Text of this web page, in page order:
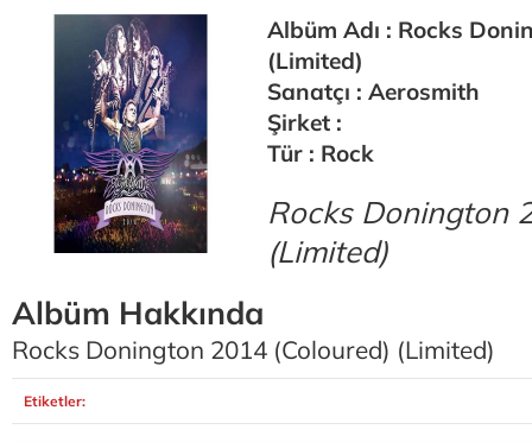
Albüm Adı : Rocks
(Limited)
Sanatçı : Aerosmith
Şirket :
Tür : Rock
Rocks Donington
(Limited)
Albüm Hakkında
Rocks Donington 2014 (Coloured) (Limited)
Etiketler: